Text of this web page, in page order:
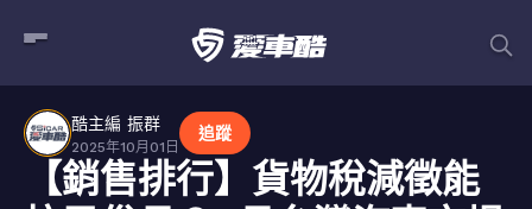
酷主編 振群
2025年10月01日
追蹤
【銷售排行】貨物稅減徵能